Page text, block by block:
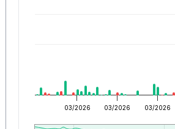
03/2026 03/2026 03/2026